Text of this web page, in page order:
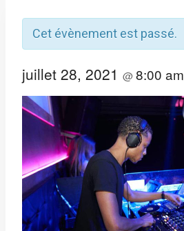
Cet évènement est passé.
juillet 28, 2021 @8:00 am